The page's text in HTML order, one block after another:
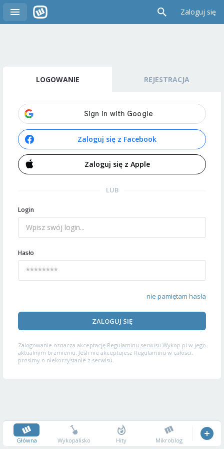
Zaloguj się
LOGOWANIE REJESTRACJA
Zaloguj się z Facebook
Zaloguj się z Apple
LUB
Login
Hasło
nie pamiętam hasła
ZALOGUJ SIĘ
Zalogowanie oznacza akceptację Regulaminu serwisu Wykop.pl w jego
aktualnym brzmieniu. Jeśli nie akceptujesz Regulaminu w całości,
prosimy o niekorzystanie z serwisu.
Główna Wykopalisko Hity Mikroblog